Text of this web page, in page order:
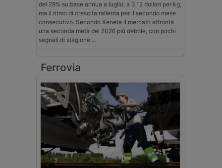
del 28% su base annua a luglio, a 3,12 dollari per kg,
ma il ritmo di crescita rallenta per il secondo mese
consecutivo. Secondo Xeneta il mercato affronta
una seconda metà del 2026 più debole, con pochi
segnali di stagione …
Ferrovia